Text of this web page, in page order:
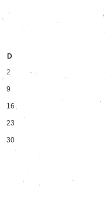
D
2
9
16
23
30